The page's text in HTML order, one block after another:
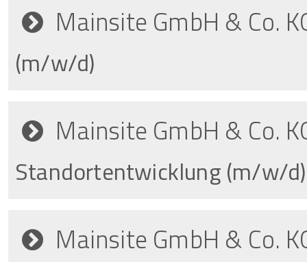
Mainsite GmbH & Co.
(m/w/d)
Mainsite GmbH & Co.
Standortentwicklung (m/w/d)
Mainsite GmbH & Co.